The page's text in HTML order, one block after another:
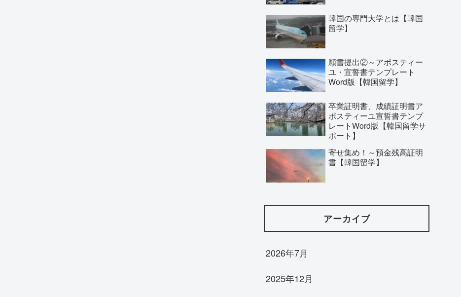
韓国の専門大学とは【韓国
留学】
願書提出②～アポスティー
ユ・宣誓書テンプレート
Word版【韓国留学】
卒業証明書、成績証明書ア
ポスティーユ宣誓書テンプ
レートWord版【韓国留学サ
ポート】
寄せ集め！～預金残高証明
書【韓国留学】
アーカイブ
2026年7月
2025年12月